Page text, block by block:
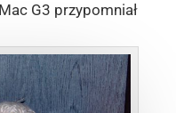
G3 przypomniał